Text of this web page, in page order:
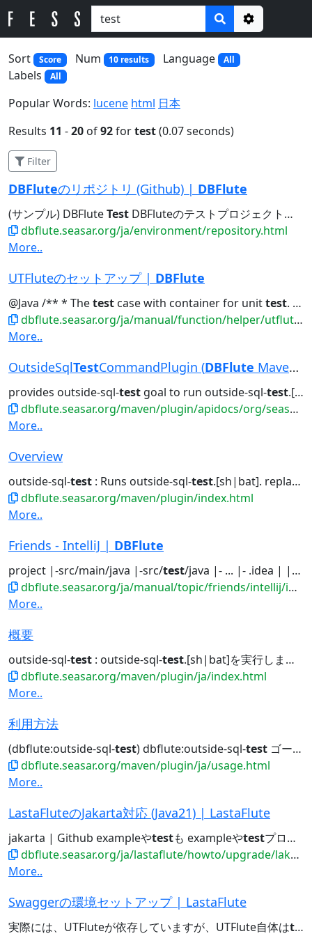
Options
Sort
Score Num 10 results Language All
Labels All
Popular Words: lucene html 日本
Results 11 -20 of92fortest(0.07 seconds)
Filter
DBFluteのリポジトリ (Github) | DBFlute
(サンプル) DBFluteTest DBFluteのテストプロジェクト。 DBFlute
dbflute.seasar.org/ja/environment/repository.html
More..
UTFluteのセットアップ | DBFlute
@Java /** * Thetest case with container for unittest. * @author...<version> 0.9.2 </version> <scope>
dbflute.seasar.org/ja/manual/function/helper/utflute/setup.html
More..
OutsideSqlTestCommandPlugin (DBFlute Maven Plug...
provides outside-sql-test goal to run outside-sql-test.[sh|bat]. 作成者:...
dbflute.seasar.org/maven/plugin/apidocs/org/seasar/dbflute/maven/plugin/OutsideSqlTestCommandPlug...
More..
Overview
outside-sql-test : Runs outside-sql-test.[sh|bat]. replace-schema...jdbc generate doc outside-sql-
dbflute.seasar.org/maven/plugin/index.html
More..
Friends - IntelliJ | DBFlute
project |-src/main/java |-src/test/java |- ... |- .idea | |-inspectionProfiles...project |-src/main/java |-src/
dbflute.seasar.org/ja/manual/topic/friends/intellij/index.html
More..
概要
outside-sql-test : outside-sql-test.[sh|bat]を実行します。 replace-schema...jdbc generate doc outside-sql-
dbflute.seasar.org/maven/plugin/ja/index.html
More..
利用方法
(dbflute:outside-sql-test) dbflute:outside-sql-test ゴールを実行すると、DBFlute...outside-sql-
dbflute.seasar.org/maven/plugin/ja/usage.html
More..
LastaFluteのJakarta対応 (Java21) | LastaFlute
jakarta | Github exampleやtestも exampleやtestプロジェクトもブランチで分けてマージ管理していきます。...Jakarta版LastaFlute リリース一覧 Java8版との整合性 exampleや
dbflute.seasar.org/ja/lastaflute/howto/upgrade/lakarta.html
More..
Swaggerの環境セットアップ | LastaFlute
実際には、UTFluteが依存していますが、UTFlute自体はtest